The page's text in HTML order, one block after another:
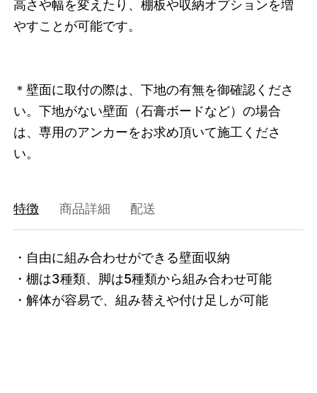
高さや幅を変えたり、棚板や収納オプションを増
やすことが可能です。
＊壁面に取付の際は、下地の有無を御確認くださ
い。下地がない壁面（石膏ボードなど）の場合
は、専用のアンカーをお求め頂いて施工くださ
い。
特徴 商品詳細 配送
・自由に組み合わせができる壁面収納
・棚は3種類、脚は5種類から組み合わせ可能
・解体が容易で、組み替えや付け足しが可能